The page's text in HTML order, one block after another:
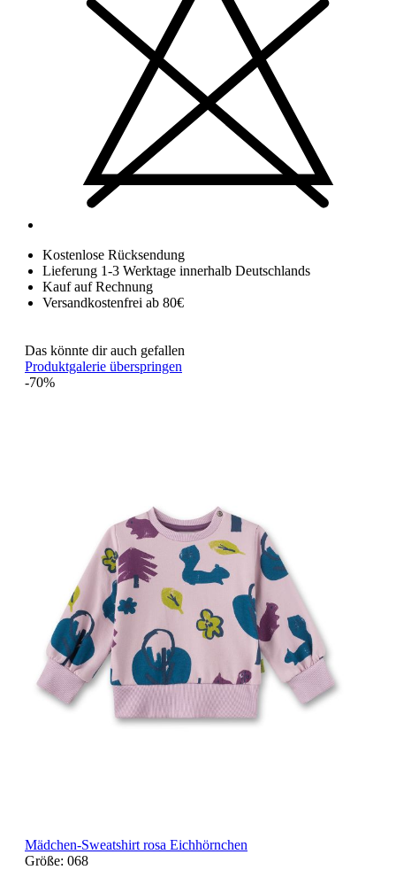
Kostenlose Rücksendung
Lieferung 1-3 Werktage innerhalb Deutschlands
Kauf auf Rechnung
Versandkostenfrei ab 80€
Das könnte dir auch gefallen
Produktgalerie überspringen
-70%
Mädchen-Sweatshirt rosa Eichhörnchen
Größe: 068